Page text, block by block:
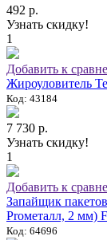
492 р.
Узнать скидку!
1
Добавить к
Жироуловитель
Код: 43184
7 730 р.
Узнать скидку!
1
Добавить к
Запайщик
Proметалл, 2 мм)
Код: 64696